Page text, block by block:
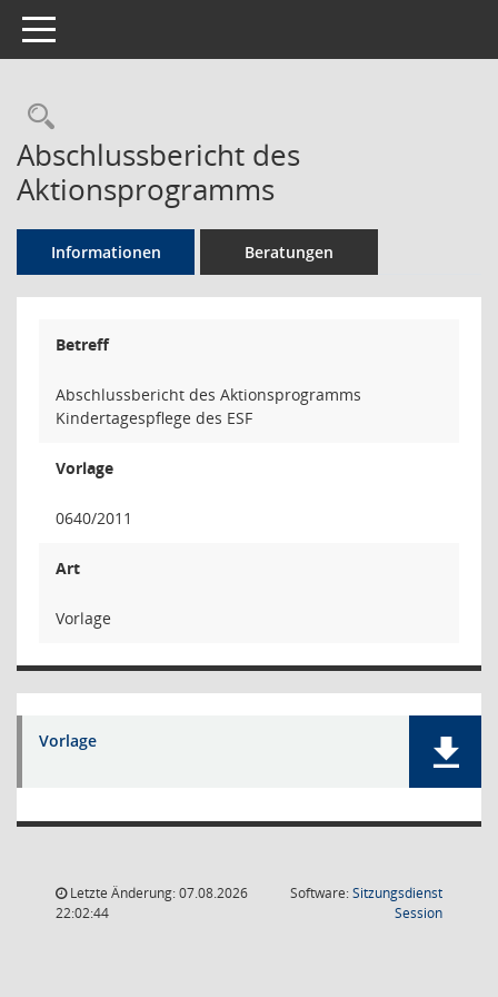
Toggle navigation
Rechercheauswahl
Abschlussbericht des
Aktionsprogramms
Informationen Beratungen
Betreff
Abschlussbericht des Aktionsprogramms
Kindertagespflege des ESF
Vorlage
0640/2011
Art
Vorlage
Vorlage
Letzte Änderung: 07.08.2026
22:02:44
Software:Sitzungsdienst
Session(Wird in